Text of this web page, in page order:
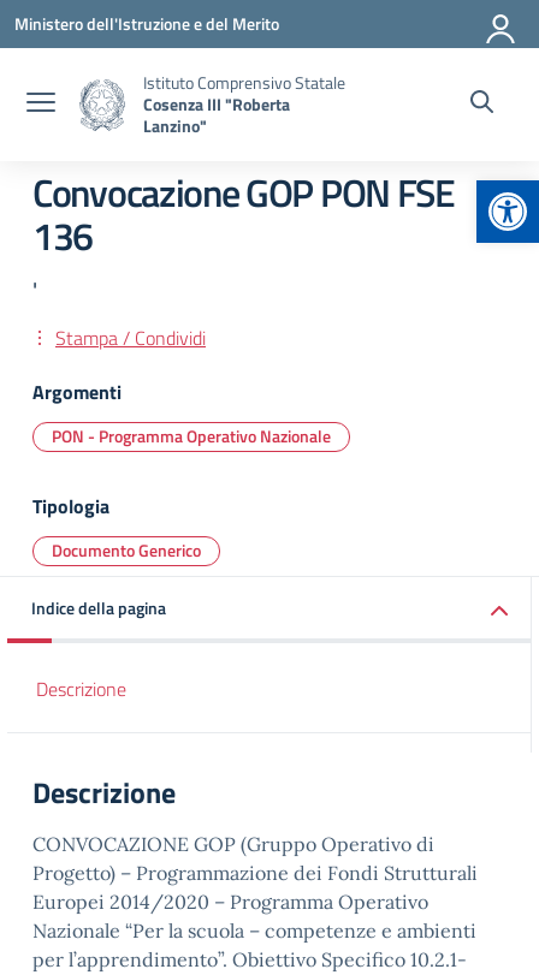
Vai ai contenuti
Vai al menu di navigazione
Vai al footer
Ministero dell'Istruzione e del Merito
Istituto Comprensivo Statale
Cosenza III "Roberta
Lanzino"
Convocazione GOP PON FSE
136
'
Stampa / Condividi
Argomenti
PON - Programma Operativo Nazionale
Tipologia
Documento Generico
Indice della pagina
Descrizione
Descrizione
CONVOCAZIONE GOP (Gruppo Operativo di
Progetto) – Programmazione dei Fondi Strutturali
Europei 2014/2020 – Programma Operativo
Nazionale “Per la scuola – competenze e ambienti
per l’apprendimento”. Obiettivo Specifico 10.2.1-